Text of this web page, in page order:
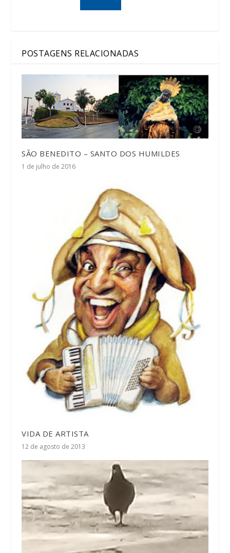
POSTAGENS RELACIONADAS
SÃO BENEDITO – SANTO DOS HUMILDES
1 de julho de 2016
VIDA DE ARTISTA
12 de agosto de 2013